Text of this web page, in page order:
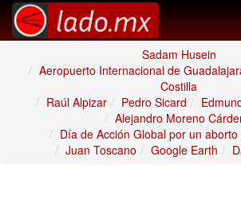
Sadam Husein
Aeropuerto Internacional de
Costilla
Raúl Alpizar
Pedro Sicard
Alejandro Moreno
Día de Acción Global por un
Juan Toscano
Google Earth